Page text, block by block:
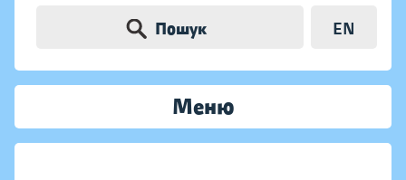
Пошук EN
Меню